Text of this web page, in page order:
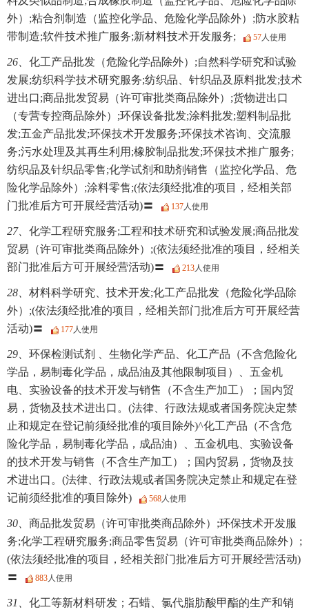
外）;粘合剂制造（监控化学品、危险化学品除外）;防水胶粘
带制造;软件技术推广服务;新材料技术开发服务;
57人使用
26、 化工产品批发（危险化学品除外）;自然科学研究和试验
发展;纺织科学技术研究服务;纺织品、针织品及原料批发;技术
进出口;商品批发贸易（许可审批类商品除外）;货物进出口
（专营专控商品除外）;环保设备批发;涂料批发;塑料制品批
发;五金产品批发;环保技术开发服务;环保技术咨询、交流服
务;污水处理及其再生利用;橡胶制品批发;环保技术推广服务;
纺织品及针织品零售;化学试剂和助剂销售（监控化学品、危
险化学品除外）;涂料零售;(依法须经批准的项目，经相关部
门批准后方可开展经营活动)〓
137人使用
27、 化学工程研究服务;工程和技术研究和试验发展;商品批发
贸易（许可审批类商品除外）;(依法须经批准的项目，经相关
部门批准后方可开展经营活动)〓
213人使用
28、 材料科学研究、技术开发;化工产品批发（危险化学品除
外）;(依法须经批准的项目，经相关部门批准后方可开展经营
活动)〓
177人使用
29、 环保检测试剂 、生物化学产品、化工产品（不含危险化
学品，易制毒化学品，成品油及其他限制项目）、五金机
电、实验设备的技术开发与销售（不含生产加工）；国内贸
易，货物及技术进出口。(法律、行政法规或者国务院决定禁
止和规定在登记前须经批准的项目除外)^化工产品（不含危
险化学品，易制毒化学品，成品油）、五金机电、实验设备
的技术开发与销售（不含生产加工）；国内贸易，货物及技
术进出口。(法律、行政法规或者国务院决定禁止和规定在登
记前须经批准的项目除外)
568人使用
30、 商品批发贸易（许可审批类商品除外）;环保技术开发服
务;化学工程研究服务;商品零售贸易（许可审批类商品除外）;
(依法须经批准的项目，经相关部门批准后方可开展经营活动)
〓
883人使用
31、 化工等新材料研发；石蜡、氯代脂肪酸甲酯的生产和销